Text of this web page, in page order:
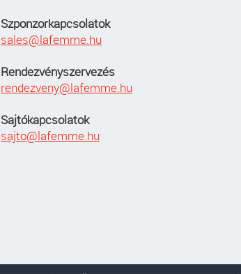
Szponzorkapcsolatok
sales@lafemme.hu
Rendezvényszervezés
rendezveny@lafemme.hu
Sajtókapcsolatok
sajto@lafemme.hu